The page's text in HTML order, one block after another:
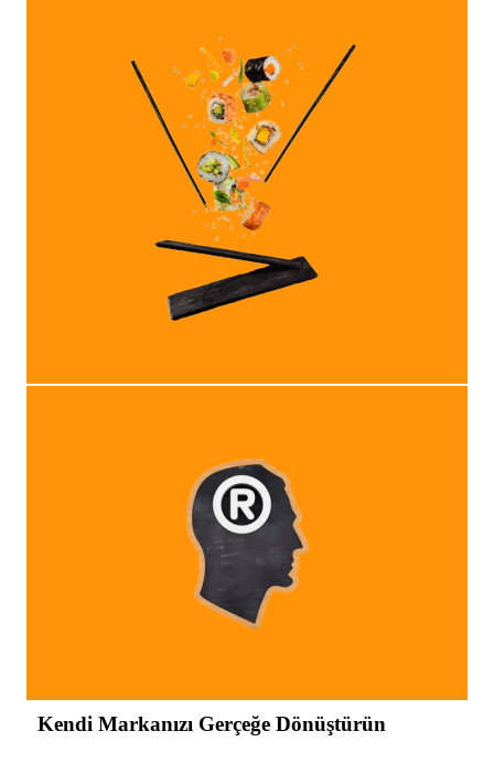
Kendi Markanızı Gerçeğe Dönüştürün